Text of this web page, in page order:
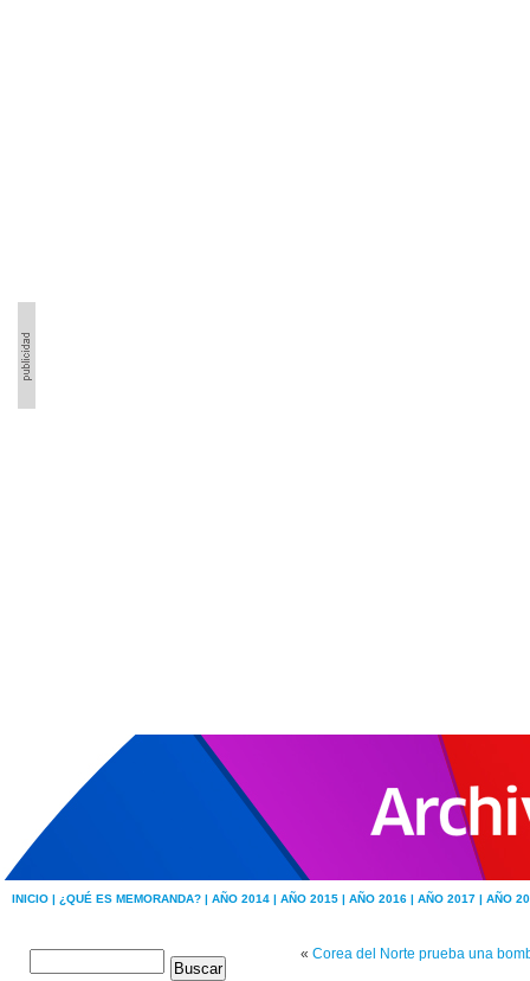
INICIO | ¿QUÉ ES MEMORANDA? | AÑO 2014 | AÑO 2015 | AÑO 2016 | AÑO 2017 | AÑO
« Corea del Norte prueba una